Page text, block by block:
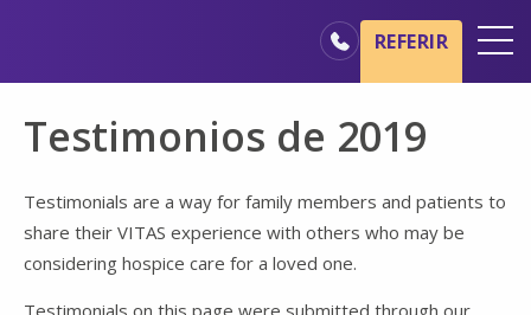
Básicos del cuidado de hospicio
Nuestros servicios
Profesionales médicos
REFERIR
Testimonios de 2019
Testimonials are a way for family members and patients to
share their VITAS experience with others who may be
considering hospice care for a loved one.
Testimonials on this page were submitted through our